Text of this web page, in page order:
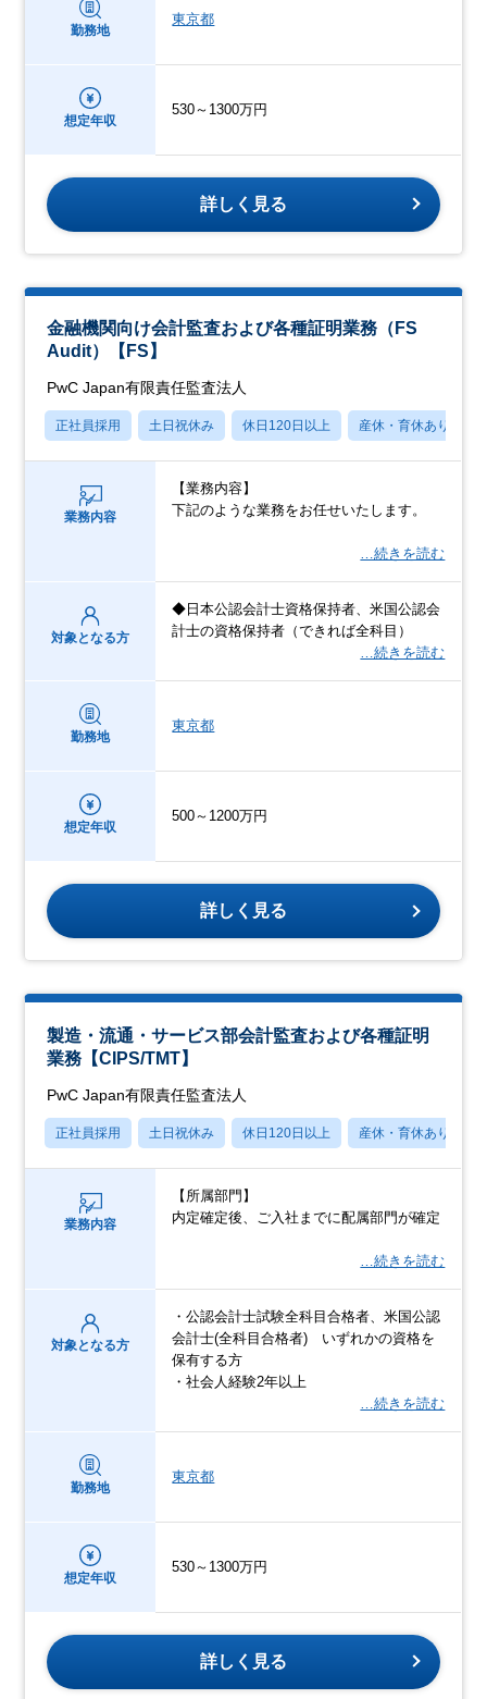
勤務地
東京都
想定年収
530～1300万円
詳しく見る
金融機関向け会計監査および各種証明業務（FS
Audit）【FS】
PwC Japan有限責任監査法人
正社員採用 土日祝休み 休日120日以上 産休・育休あり
業務内容
【業務内容】
下記のような業務をお任せいたします。
…続きを読む
対象となる方
◆日本公認会計士資格保持者、米国公認会
計士の資格保持者（できれば全科目）
…続きを読む
勤務地
東京都
想定年収
500～1200万円
詳しく見る
製造・流通・サービス部会計監査および各種証明
業務【CIPS/TMT】
PwC Japan有限責任監査法人
正社員採用 土日祝休み 休日120日以上 産休・育休あり
業務内容
【所属部門】
内定確定後、ご入社までに配属部門が確定
…続きを読む
対象となる方
・公認会計士試験全科目合格者、米国公認
会計士(全科目合格者) いずれかの資格を
保有する方
・社会人経験2年以上
…続きを読む
勤務地
東京都
想定年収
530～1300万円
詳しく見る